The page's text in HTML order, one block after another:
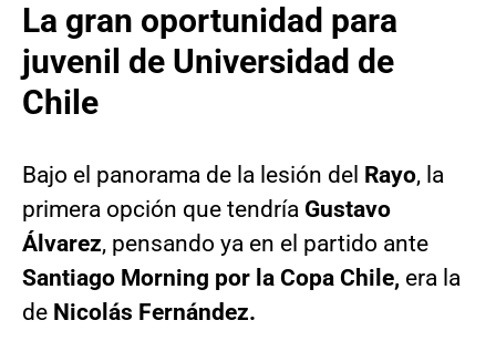
La gran oportunidad para
juvenil de Universidad de
Chile
Bajo el panorama de la lesión del Rayo, la
primera opción que tendría Gustavo
Álvarez, pensando ya en el partido ante
Santiago Morning por la Copa Chile, era la
de Nicolás Fernández.